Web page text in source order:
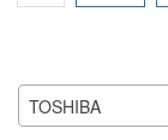
TOSHIBA